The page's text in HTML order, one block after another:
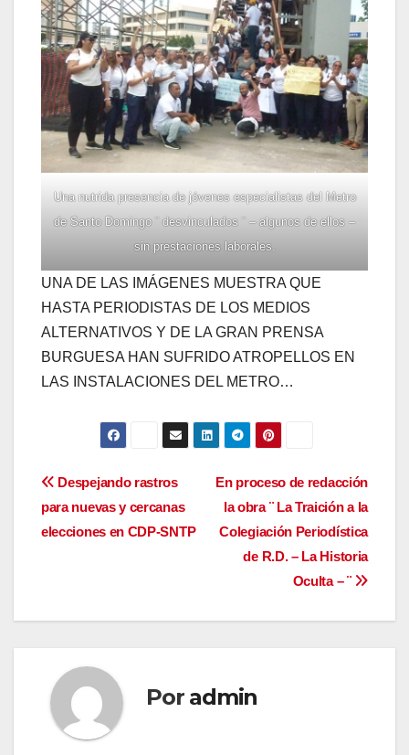
Una nutrida presencia de jóvenes especialistas del Metro
de Santo Domingo ¨ desvinculados ¨ – algunos de ellos –
sin prestaciones laborales.
UNA DE LAS IMÁGENES MUESTRA QUE
HASTA PERIODISTAS DE LOS MEDIOS
ALTERNATIVOS Y DE LA GRAN PRENSA
BURGUESA HAN SUFRIDO ATROPELLOS EN
LAS INSTALACIONES DEL METRO…
Navegación
de
En proceso de redacción
la obra ¨ La Traición a la
Colegiación Periodística
de R.D. – La Historia
Oculta – ¨
Despejando rastros
para nuevas y cercanas
elecciones en CDP-SNTP
Por admin